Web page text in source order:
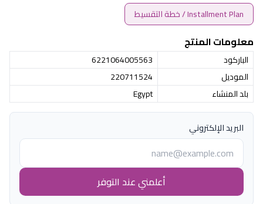
Installment Plan / خطة التقسيط
معلومات المنتج
الباركود
6221064005563
الموديل
220711524
بلد المنشاء
Egypt
البريد الإلكتروني
أعلمني عند التوفر